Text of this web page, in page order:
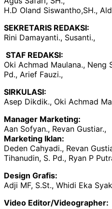
H.D Oland Siswantho,SH.,
SEKRETARIS REDAKSI:
Rini Damayanti., Susanti.,
STAF REDAKSI:
Oki Achmad Maulana., Neng
Pd., Arief Fauzi.,
SIRKULASI:
Asep Dikdik., Oki Achmad
Manager Marketing:
Aan Sofyan., Revan Gustiar.,
Marketing Iklan:
Deden Cahyadi., Revan
Tihanudin, S. Pd., Ryan P
Design Grafis:
Adji MF, S.St., Whidi Eka
Video Editor/Videographer: